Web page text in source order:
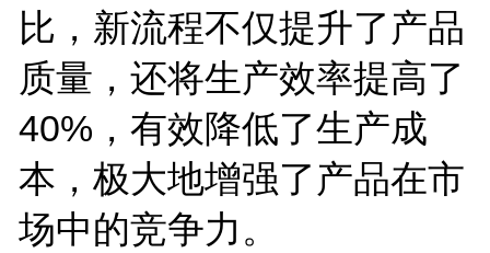
比，新流程不仅提升了产品
质量，还将生产效率提高了
40%，有效降低了生产成
本，极大地增强了产品在市
场中的竞争力。